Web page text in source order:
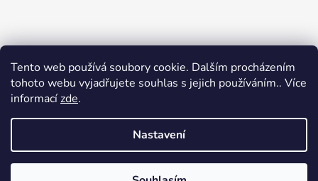
Tento web používá soubory cookie. Dalším procházením
tohoto webu vyjadřujete souhlas s jejich používáním.. Více
informacízde.
Nastavení
Obchodní podmínky Ochrana osobních údajů